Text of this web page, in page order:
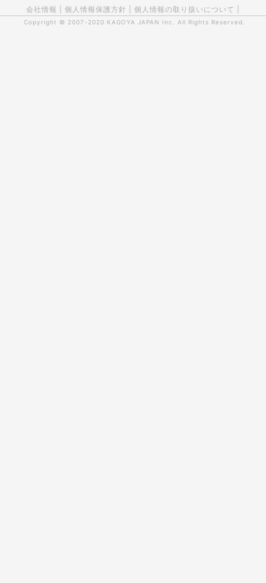
会社情報 個人情報保護方針 個人情報の取り扱いについて
Copyright © 2007-2020 KAGOYA JAPAN Inc. All Rights Reserved.